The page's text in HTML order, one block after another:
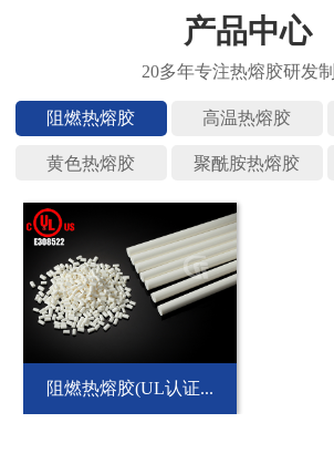
产品中心
阻燃热熔 高温热熔
黄色热熔 聚酰胺热
阻燃热熔胶(UL认证...